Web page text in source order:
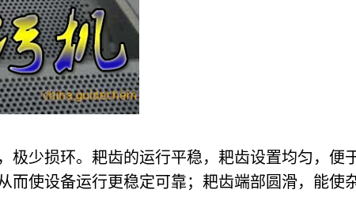
极少损环。耙齿的运行平稳，耙齿设置均匀，便
使设备运行更稳定可靠；耙齿端部圆滑，能使